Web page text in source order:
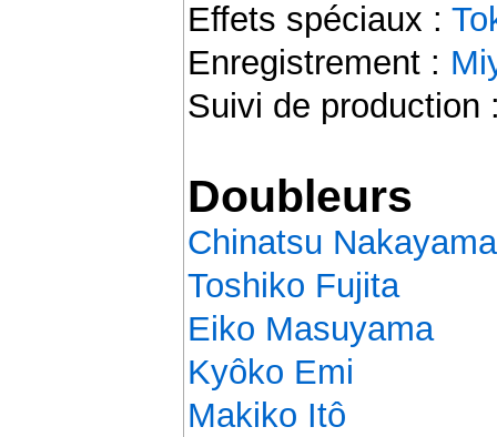
Effets spéciaux :
Enregistrement :
Suivi de
Doubleurs
Chinatsu Nakayama
Toshiko Fujita
Eiko Masuyama
Kyôko Emi
Makiko Itô